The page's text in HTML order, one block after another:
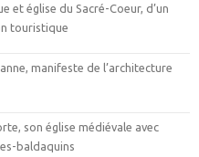
et église du Sacré-Coeur, d’un
touristique
manifeste de l’architecture
son église médiévale avec
baldaquins